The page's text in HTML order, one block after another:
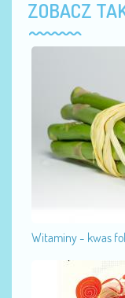
ZOBACZ
Witaminy - kwas